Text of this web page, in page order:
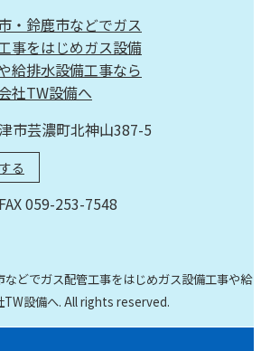
市芸濃町北神山387-5
る
059-253-7548
どでガス配管工事をはじめガス設備工事や給
TW設備へ. All rights reserved.